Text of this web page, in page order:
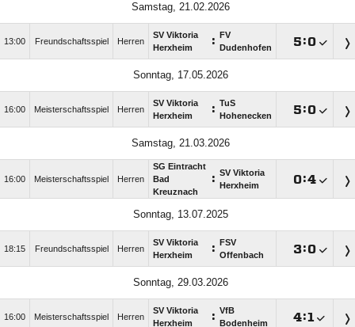
Samstag, 21.02.2026
13:00 Freundschaftsspiel Herren
SV Viktoria
Herxheim
:
FV
Dudenhofen
:
Sonntag, 17.05.2026
16:00 Meisterschaftsspiel Herren
SV Viktoria
Herxheim
: TuS
Hohenecken
:
Samstag, 21.03.2026
16:00 Meisterschaftsspiel Herren
SG Eintracht
Bad
Kreuznach
: SV Viktoria
Herxheim
:
Sonntag, 13.07.2025
18:15 Freundschaftsspiel Herren
SV Viktoria
Herxheim
:
FSV
Offenbach
:
Sonntag, 29.03.2026
16:00 Meisterschaftsspiel Herren
SV Viktoria
Herxheim
: VfB
Bodenheim
: